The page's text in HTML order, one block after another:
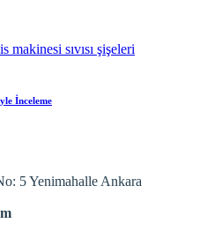
İnceleme
5 Yenimahalle Ankara